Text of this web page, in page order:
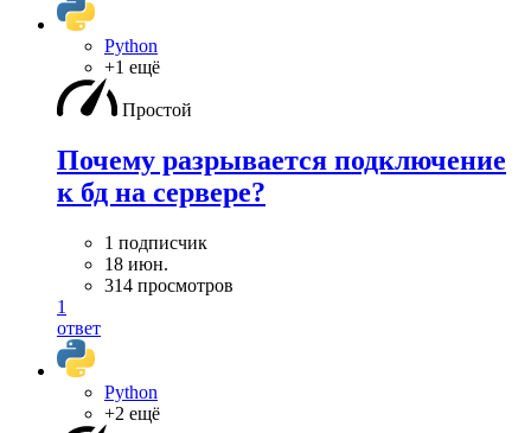
Python
+1 ещё
Простой
Почему разрывается подключение
к бд на сервере?
1 подписчик
18 июн.
314 просмотров
1
ответ
Python
+2 ещё